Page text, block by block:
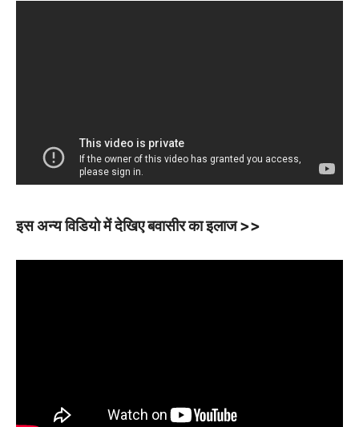
इस अन्य विडियो में देखिए बवासीर का इलाज >>